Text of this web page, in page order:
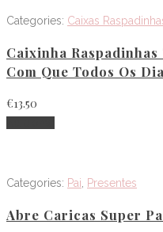
Categories: Caixas
Caixinha Raspadinhas
Com Que Todos Os
€13.50
Categories: Pai Presentes
Abre Caricas Super